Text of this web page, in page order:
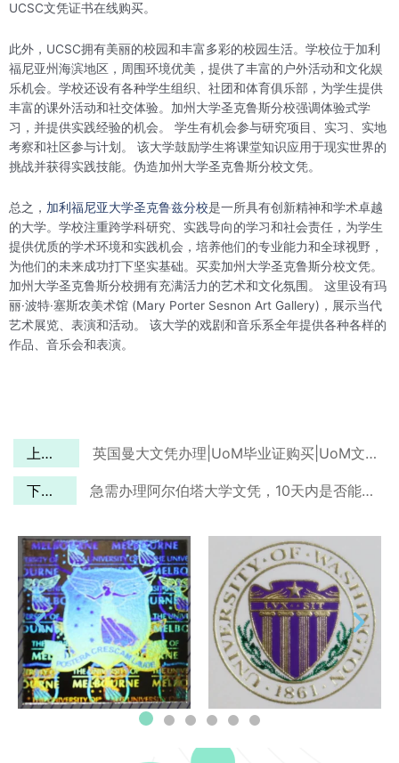
UCSC文凭证书在线购买。
此外，UCSC拥有美丽的校园和丰富多彩的校园生活。学校位于加利
福尼亚州海滨地区，周围环境优美，提供了丰富的户外活动和文化娱
乐机会。学校还设有各种学生组织、社团和体育俱乐部，为学生提供
丰富的课外活动和社交体验。加州大学圣克鲁斯分校强调体验式学
习，并提供实践经验的机会。 学生有机会参与研究项目、实习、实地
考察和社区参与计划。 该大学鼓励学生将课堂知识应用于现实世界的
挑战并获得实践技能。伪造加州大学圣克鲁斯分校文凭。
总之， 加利福尼亚大学圣克鲁兹分校是一所具有创新精神和学术卓越
的大学。学校注重跨学科研究、实践导向的学习和社会责任，为学生
提供优质的学术环境和实践机会，培养他们的专业能力和全球视野，
为他们的未来成功打下坚实基础。买卖加州大学圣克鲁斯分校文凭。
加州大学圣克鲁斯分校拥有充满活力的艺术和文化氛围。 这里设有玛
丽·波特·塞斯农美术馆 (Mary Porter Sesnon Art Gallery)，展示当代
艺术展览、表演和活动。 该大学的戏剧和音乐系全年提供各种各样的
作品、音乐会和表演。
上一篇 英国曼大文凭办理|UoM毕业证购买|UoM文凭购买
下一篇 急需办理阿尔伯塔大学文凭，10天内是否能寄到加拿大